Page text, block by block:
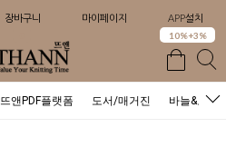
장바구니 마이페이지 APP설치
10%+3%
뜨앤PDF플랫폼 도서/매거진 바늘&도구